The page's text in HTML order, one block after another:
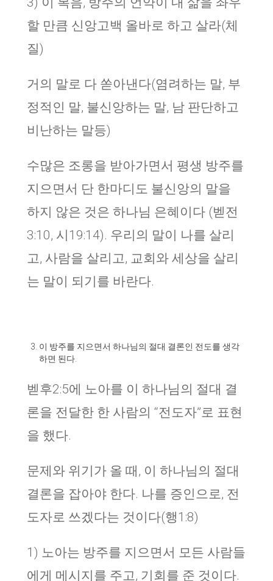
할 만큼 신앙고백 올바로 하고 살라(체
질)
거의 말로 다 쏟아낸다(염려하는 말, 부
정적인 말, 불신앙하는 말, 남 판단하고
비난하는 말등)
수많은 조롱을 받아가면서 평생 방주를
지으면서 단 한마디도 불신앙의 말을
하지 않은 것은 하나님 은혜이다 (벧전
3:10, 시19:14). 우리의 말이 나를 살리
고, 사람을 살리고, 교회와 세상을 살리
는 말이 되기를 바란다.
이 방주를 지으면서 하나님의 절대 결론인 전도를 생각
하면 된다.
벧후2:5에 노아를 이 하나님의 절대 결
론을 전달한 한 사람의 “전도자”로 표현
을 했다.
문제와 위기가 올 때, 이 하나님의 절대
결론을 잡아야 한다. 나를 증인으로, 전
도자로 쓰겠다는 것이다(행1:8)
1) 노아는 방주를 지으면서 모든 사람들
에게 메시지를 주고, 기회를 준 것이다.